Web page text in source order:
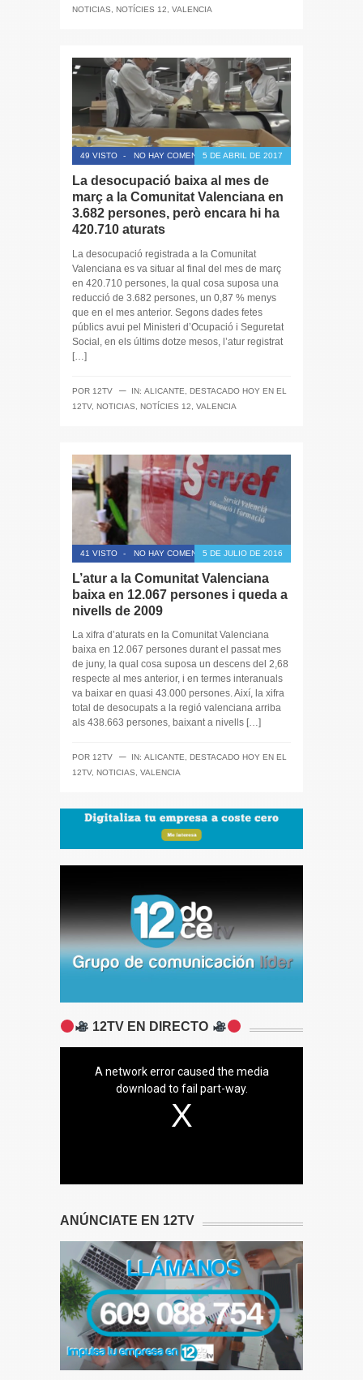
NOTICIAS
NOTÍCIES 12 VALENCIA
49 VISTO - NO HAY COMENTARIOS5 DE ABRIL DE 2017
La desocupació baixa al mes de
març a la Comunitat Valenciana en
3.682 persones, però encara hi ha
420.710 aturats
La desocupació registrada a la Comunitat
Valenciana es va situar al final del mes de març
en 420.710 persones, la qual cosa suposa una
reducció de 3.682 persones, un 0,87 % menys
que en el mes anterior. Segons dades fetes
públics avui pel Ministeri d’Ocupació i Seguretat
Social, en els últims dotze mesos, l’atur registrat
[…]
POR 12TV ─ IN: ALICANTE
DESTACADO HOY EN EL
12TV, NOTICIAS NOTÍCIES 12 VALENCIA
41 VISTO - NO HAY COMENTARIOS5 DE JULIO DE 2016
L’atur a la Comunitat Valenciana
baixa en 12.067 persones i queda a
nivells de 2009
La xifra d’aturats en la Comunitat Valenciana
baixa en 12.067 persones durant el passat mes
de juny, la qual cosa suposa un descens del 2,68
respecte al mes anterior, i en termes interanuals
va baixar en quasi 43.000 persones. Així, la xifra
total de desocupats a la regió valenciana arriba
als 438.663 persones, baixant a nivells […]
POR 12TV ─ IN: ALICANTE, DESTACADO HOY EN EL
12TV, NOTICIAS, VALENCIA
12TV EN DIRECTO
A network error caused the media
download to fail part-way.
ANÚNCIATE EN 12TV